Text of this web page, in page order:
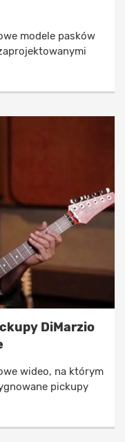
modele pasków
DiMarzio
wideo, na którym
pickupy